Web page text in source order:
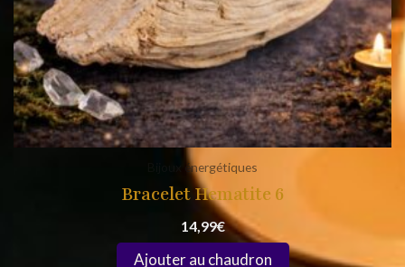
Bijoux énergétiques
Bracelet Hematite 6
14,99€